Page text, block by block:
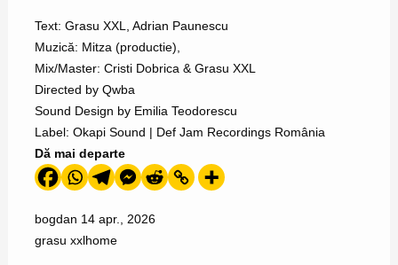
Text: Grasu XXL, Adrian Paunescu
Muzică: Mitza (productie),
Mix/Master: Cristi Dobrica & Grasu XXL
Directed by Qwba
Sound Design by Emilia Teodorescu
Label: Okapi Sound | Def Jam Recordings România
Dă mai departe
bogdan 14 apr., 2026
grasu xxlhome